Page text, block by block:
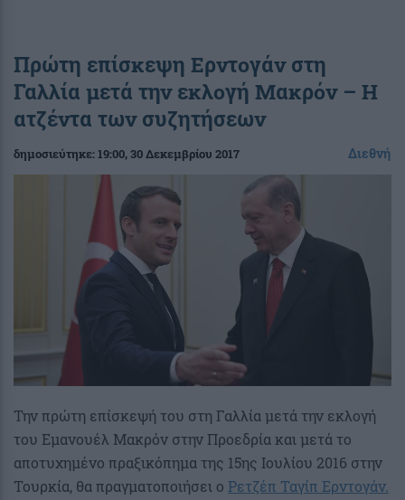
Πρώτη επίσκεψη Ερντογάν στη
Γαλλία μετά την εκλογή Μακρόν – Η
ατζέντα των συζητήσεων
δημοσιεύτηκε:19:00, 30 Δεκεμβρίου 2017 Διεθνή
Την πρώτη επίσκεψή του στη Γαλλία μετά την εκλογή
του Εμανουέλ Μακρόν στην Προεδρία και μετά το
αποτυχημένο πραξικόπημα της 15ης Ιουλίου 2016 στην
Τουρκία, θα πραγματοποιήσει ο Ρετζέπ Ταγίπ Ερντογάν.